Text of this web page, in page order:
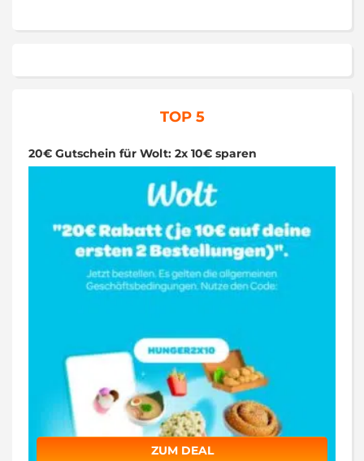
TOP 5
20€ Gutschein für Wolt: 2x 10€ sparen
ZUM DEAL